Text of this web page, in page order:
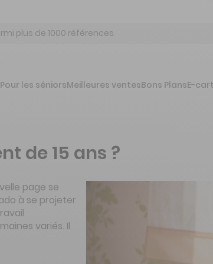
Pour les séniorsMeilleures ventesBons PlansE-
de 15 ans ?
page se
à se projeter
variés. Il